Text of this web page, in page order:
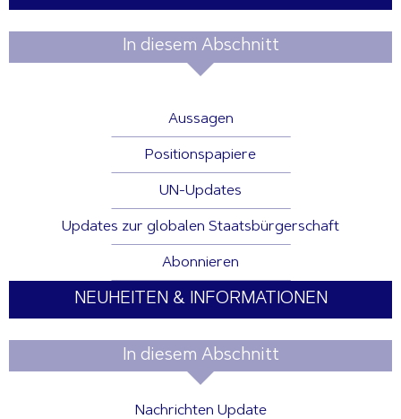
In diesem Abschnitt
Aussagen
Positionspapiere
UN-Updates
Updates zur globalen Staatsbürgerschaft
Abonnieren
NEUHEITEN & INFORMATIONEN
In diesem Abschnitt
Nachrichten Update